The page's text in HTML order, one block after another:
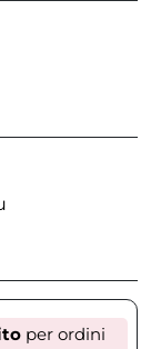
per ordini